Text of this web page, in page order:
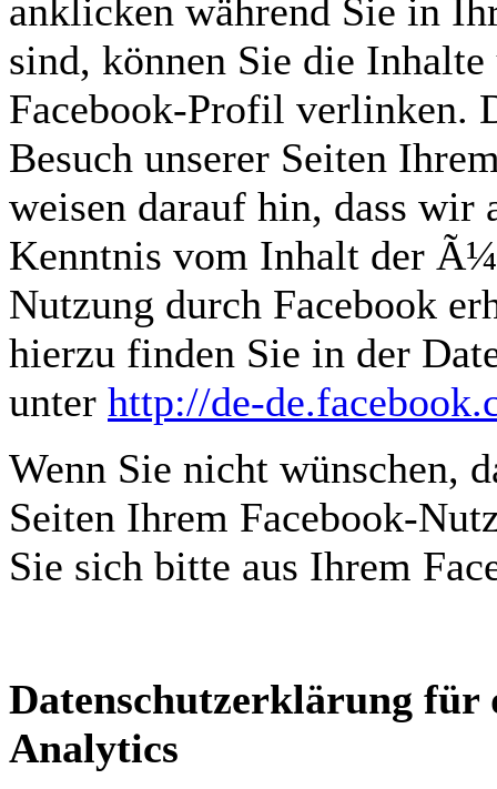
anklicken während Sie in
sind, können Sie die
Facebook-Profil verlinken.
Besuch unserer Seiten
weisen darauf hin, dass wir
Kenntnis vom Inhalt der
Nutzung durch Facebook
hierzu finden Sie in der
unter http://de-
Wenn Sie nicht wünschen,
Seiten Ihrem Facebook-
Sie sich bitte aus Ihrem
Datenschutzerklärung für
Analytics